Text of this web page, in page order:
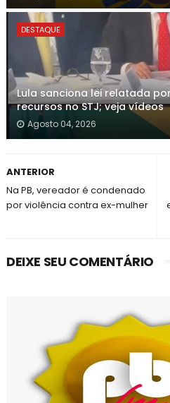
DESTAQUE
Lula sanciona lei relatada
recursos no STJ; veja vídeos
Agosto 04, 2026
ANTERIOR
Na PB, vereador é condenado
por violência contra ex-mulher
DEIXE SEU COMENTÁRIO